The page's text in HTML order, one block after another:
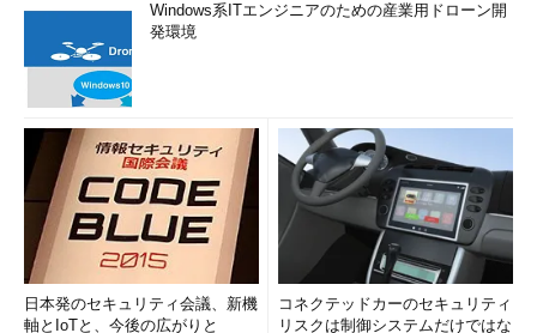
Windows系ITエンジニアのための産業用ドローン開
発環境
日本発のセキュリティ会議、新機
軸とIoTと、今後の広がりと
コネクテッドカーのセキュリティ
リスクは制御システムだけではな